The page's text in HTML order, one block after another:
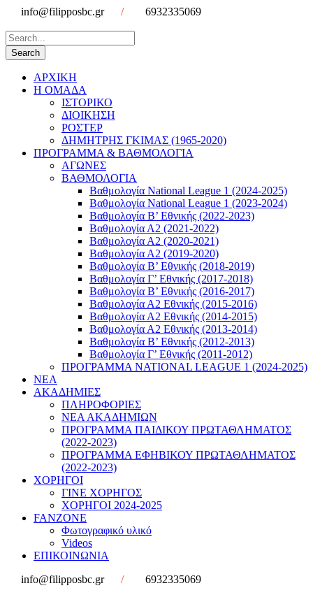
info@filipposbc.gr / 6932335069
ΑΡΧΙΚΗ
Η ΟΜΑΔΑ
ΙΣΤΟΡΙΚΟ
ΔΙΟΙΚΗΣΗ
ΡΟΣΤΕΡ
ΔΗΜΗΤΡΗΣ ΓΚΙΜΑΣ (1965-2020)
ΠΡΟΓΡΑΜΜΑ & ΒΑΘΜΟΛΟΓΙΑ
ΑΓΩΝΕΣ
ΒΑΘΜΟΛΟΓΙΑ
Βαθμολογία National League 1 (2024-2025)
Βαθμολογία National League 1 (2023-2024)
Βαθμολογία Β’ Εθνικής (2022-2023)
Βαθμολογία Α2 (2021-2022)
Βαθμολογία Α2 (2020-2021)
Βαθμολογία Α2 (2019-2020)
Βαθμολογία B’ Εθνικής (2018-2019)
Βαθμολογία Γ’ Εθνικής (2017-2018)
Βαθμολογία Β’ Εθνικής (2016-2017)
Βαθμολογία Α2 Εθνικής (2015-2016)
Βαθμολογία Α2 Εθνικής (2014-2015)
Βαθμολογία Α2 Εθνικής (2013-2014)
Βαθμολογία Β’ Εθνικής (2012-2013)
Βαθμολογία Γ’ Εθνικής (2011-2012)
ΠΡΟΓΡΑΜΜΑ NATIONAL LEAGUE 1 (2024-2025)
ΝΕΑ
ΑΚΑΔΗΜΙΕΣ
ΠΛΗΡΟΦΟΡΙΕΣ
ΝΕΑ ΑΚΑΔΗΜΙΩΝ
ΠΡΟΓΡΑΜΜΑ ΠΑΙΔΙΚΟΥ ΠΡΩΤΑΘΛΗΜΑΤΟΣ
(2022-2023)
ΠΡΟΓΡΑΜΜΑ ΕΦΗΒΙΚΟΥ ΠΡΩΤΑΘΛΗΜΑΤΟΣ
(2022-2023)
ΧΟΡΗΓΟΙ
ΓΙΝΕ ΧΟΡΗΓΟΣ
ΧΟΡΗΓΟΙ 2024-2025
FANZONE
Φωτογραφικό υλικό
Videos
ΕΠΙΚΟΙΝΩΝΙΑ
info@filipposbc.gr
/ 6932335069